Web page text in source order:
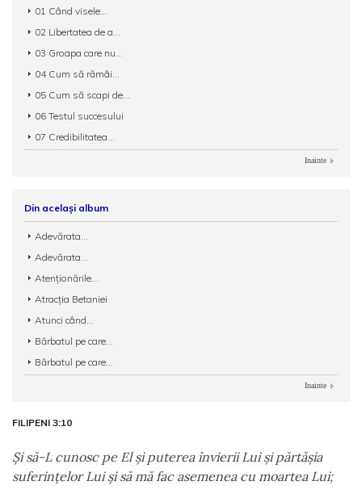
01 Când visele...
02 Libertatea de a...
03 Groapa care nu...
04 Cum să rămâi...
05 Cum să scapi de...
06 Testul succesului
07 Credibilitatea...
Inainte
Din același album
Adevărata...
Adevărata...
Atenționările...
Atracția Betaniei
Atunci când...
Bărbatul pe care...
Bărbatul pe care...
Inainte
FILIPENI 3:10
Şi să-L cunosc pe El şi puterea învierii Lui şi părtăşia
suferinţelor Lui şi să mă fac asemenea cu moartea Lui;